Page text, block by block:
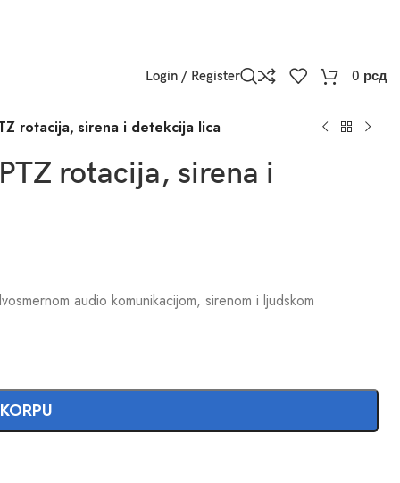
Login / Register 0 рсд
rotacija, sirena i detekcija lica
rotacija, sirena i
audio komunikacijom, sirenom i ljudskom